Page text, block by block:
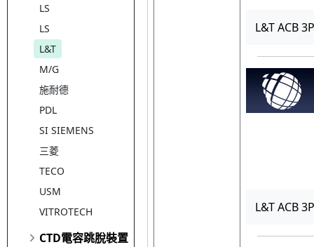
LS
LS
L&T
M/G
施耐德
PDL
SI SIEMENS
三菱
TECO
USM
VITROTECH
CTD電容跳脫裝置
L&T ACB
L&T ACB